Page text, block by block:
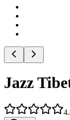
Jazz